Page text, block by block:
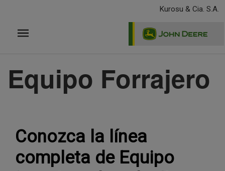
principal
Kurosu & Cia. S.A.
Equipo Forrajero
Conozca la línea
completa de Equipo